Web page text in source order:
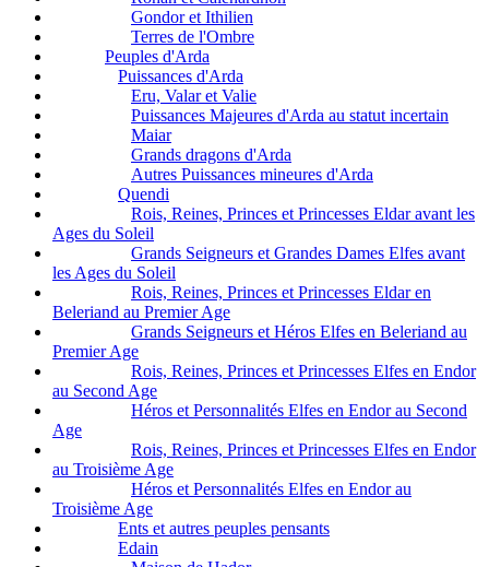
Gondor et Ithilien
Terres de l'Ombre
Peuples d'Arda
Puissances d'Arda
Eru, Valar et Valie
Puissances Majeures d'Arda au statut incertain
Maiar
Grands dragons d'Arda
Autres Puissances mineures d'Arda
Quendi
Rois, Reines, Princes et Princesses Eldar avant les
Ages du Soleil
Grands Seigneurs et Grandes Dames Elfes avant
les Ages du Soleil
Rois, Reines, Princes et Princesses Eldar en
Beleriand au Premier Age
Grands Seigneurs et Héros Elfes en Beleriand au
Premier Age
Rois, Reines, Princes et Princesses Elfes en Endor
au Second Age
Héros et Personnalités Elfes en Endor au Second
Age
Rois, Reines, Princes et Princesses Elfes en Endor
au Troisième Age
Héros et Personnalités Elfes en Endor au
Troisième Age
Ents et autres peuples pensants
Edain